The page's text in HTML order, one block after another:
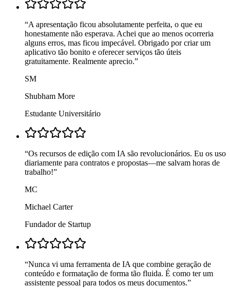
“A apresentação ficou absolutamente perfeita, o que eu
honestamente não esperava. Achei que ao menos ocorreria
alguns erros, mas ficou impecável. Obrigado por criar um
aplicativo tão bonito e oferecer serviços tão úteis
gratuitamente. Realmente aprecio.”
SM
Shubham More
Estudante Universitário
“Os recursos de edição com IA são revolucionários. Eu os uso
diariamente para contratos e propostas—me salvam horas de
trabalho!”
MC
Michael Carter
Fundador de Startup
“Nunca vi uma ferramenta de IA que combine geração de
conteúdo e formatação de forma tão fluida. É como ter um
assistente pessoal para todos os meus documentos.”